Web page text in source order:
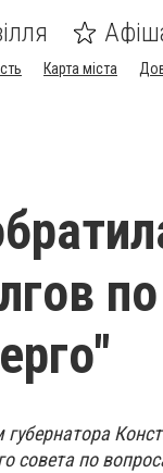
Карта міста
совета по